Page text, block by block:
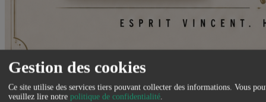
Venez découvrir notre nouvelle gamme de vêtements et accessoires
Made in France
Gestion des cookies
Ce site utilise des services tiers pouvant collecter des informations. Vous
veuillez lire notre politique de confidentialité.